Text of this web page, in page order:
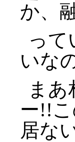
か、
って
いな
ま
ー!!
居な